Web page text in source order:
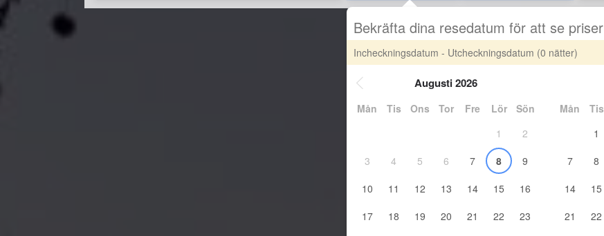
Bekräfta dina resedatum för att se priser
Incheckningsdatum - Utcheckningsdatum (0 nätter)
Augusti 2026
Mån Tis Ons Tor Fre Lör
Sön
1
2
3
4 5 6 7 8
9
10
11 12 13 14 15
16
17
18 19 20 21 22
23
Mån Tis
1
7
8
14
15
21
22